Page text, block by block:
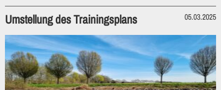
Umstellung des Trainingsplans 05.03.2025